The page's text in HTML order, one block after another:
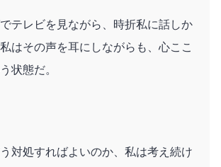
テレビを見ながら、時折私に話しか
はその声を耳にしながらも、心ここ
状態だ。
対処すればよいのか、私は考え続け